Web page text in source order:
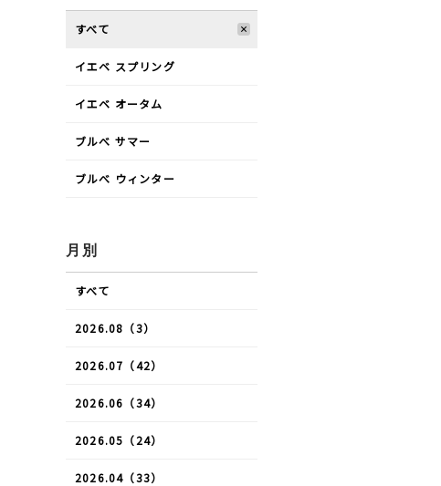
すべて
イエベ スプリング
イエベ オータム
ブルべ サマー
ブルべ ウィンター
月別
すべて
2026.08（3）
2026.07（42）
2026.06（34）
2026.05（24）
2026.04（33）